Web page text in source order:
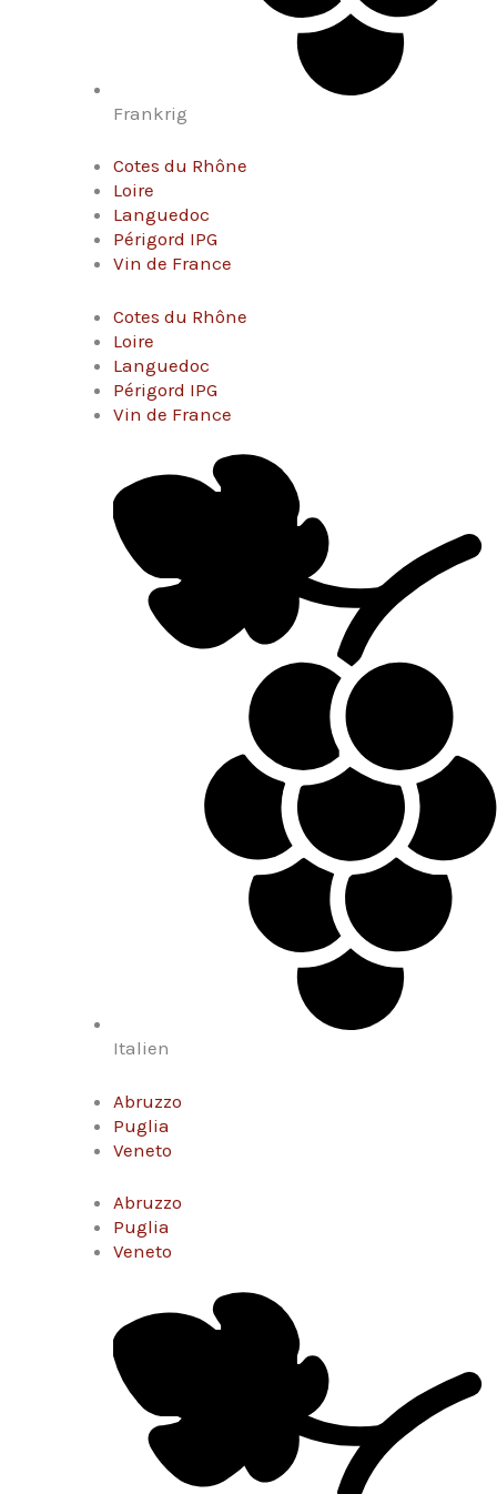
Frankrig
Cotes du Rhône
Loire
Languedoc
Périgord IPG
Vin de France
Cotes du Rhône
Loire
Languedoc
Périgord IPG
Vin de France
Italien
Abruzzo
Puglia
Veneto
Abruzzo
Puglia
Veneto